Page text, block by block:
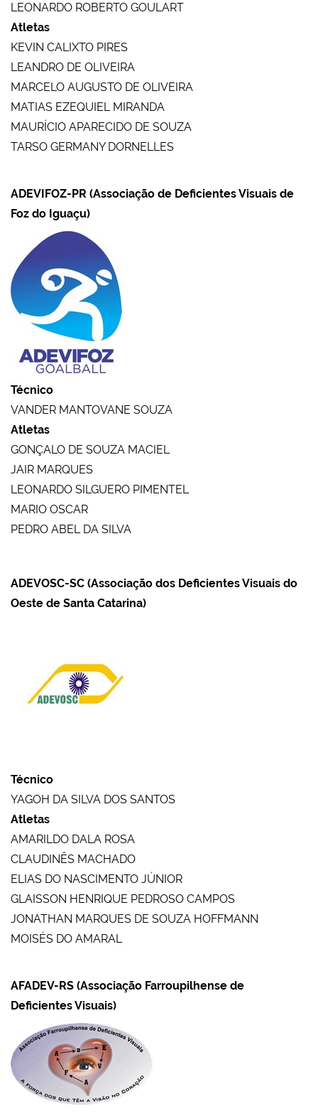
LEONARDO ROBERTO GOULART
Atletas
KEVIN CALIXTO PIRES
LEANDRO DE OLIVEIRA
MARCELO AUGUSTO DE OLIVEIRA
MATIAS EZEQUIEL MIRANDA
MAURÍCIO APARECIDO DE SOUZA
TARSO GERMANY DORNELLES
ADEVIFOZ-PR (Associação de Deficientes Visuais de
Foz do Iguaçu)
Técnico
VANDER MANTOVANE SOUZA
Atletas
GONÇALO DE SOUZA MACIEL
JAIR MARQUES
LEONARDO SILGUERO PIMENTEL
MARIO OSCAR
PEDRO ABEL DA SILVA
ADEVOSC-SC (Associação dos Deficientes Visuais do
Oeste de Santa Catarina)
Técnico
YAGOH DA SILVA DOS SANTOS
Atletas
AMARILDO DALA ROSA
CLAUDINÊS MACHADO
ELIAS DO NASCIMENTO JÚNIOR
GLAISSON HENRIQUE PEDROSO CAMPOS
JONATHAN MARQUES DE SOUZA HOFFMANN
MOISÉS DO AMARAL
AFADEV-RS (Associação Farroupilhense de
Deficientes Visuais)